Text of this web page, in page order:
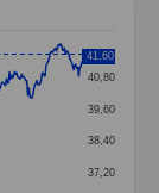
Data37,20
38,40
39,60
40,80
41,60